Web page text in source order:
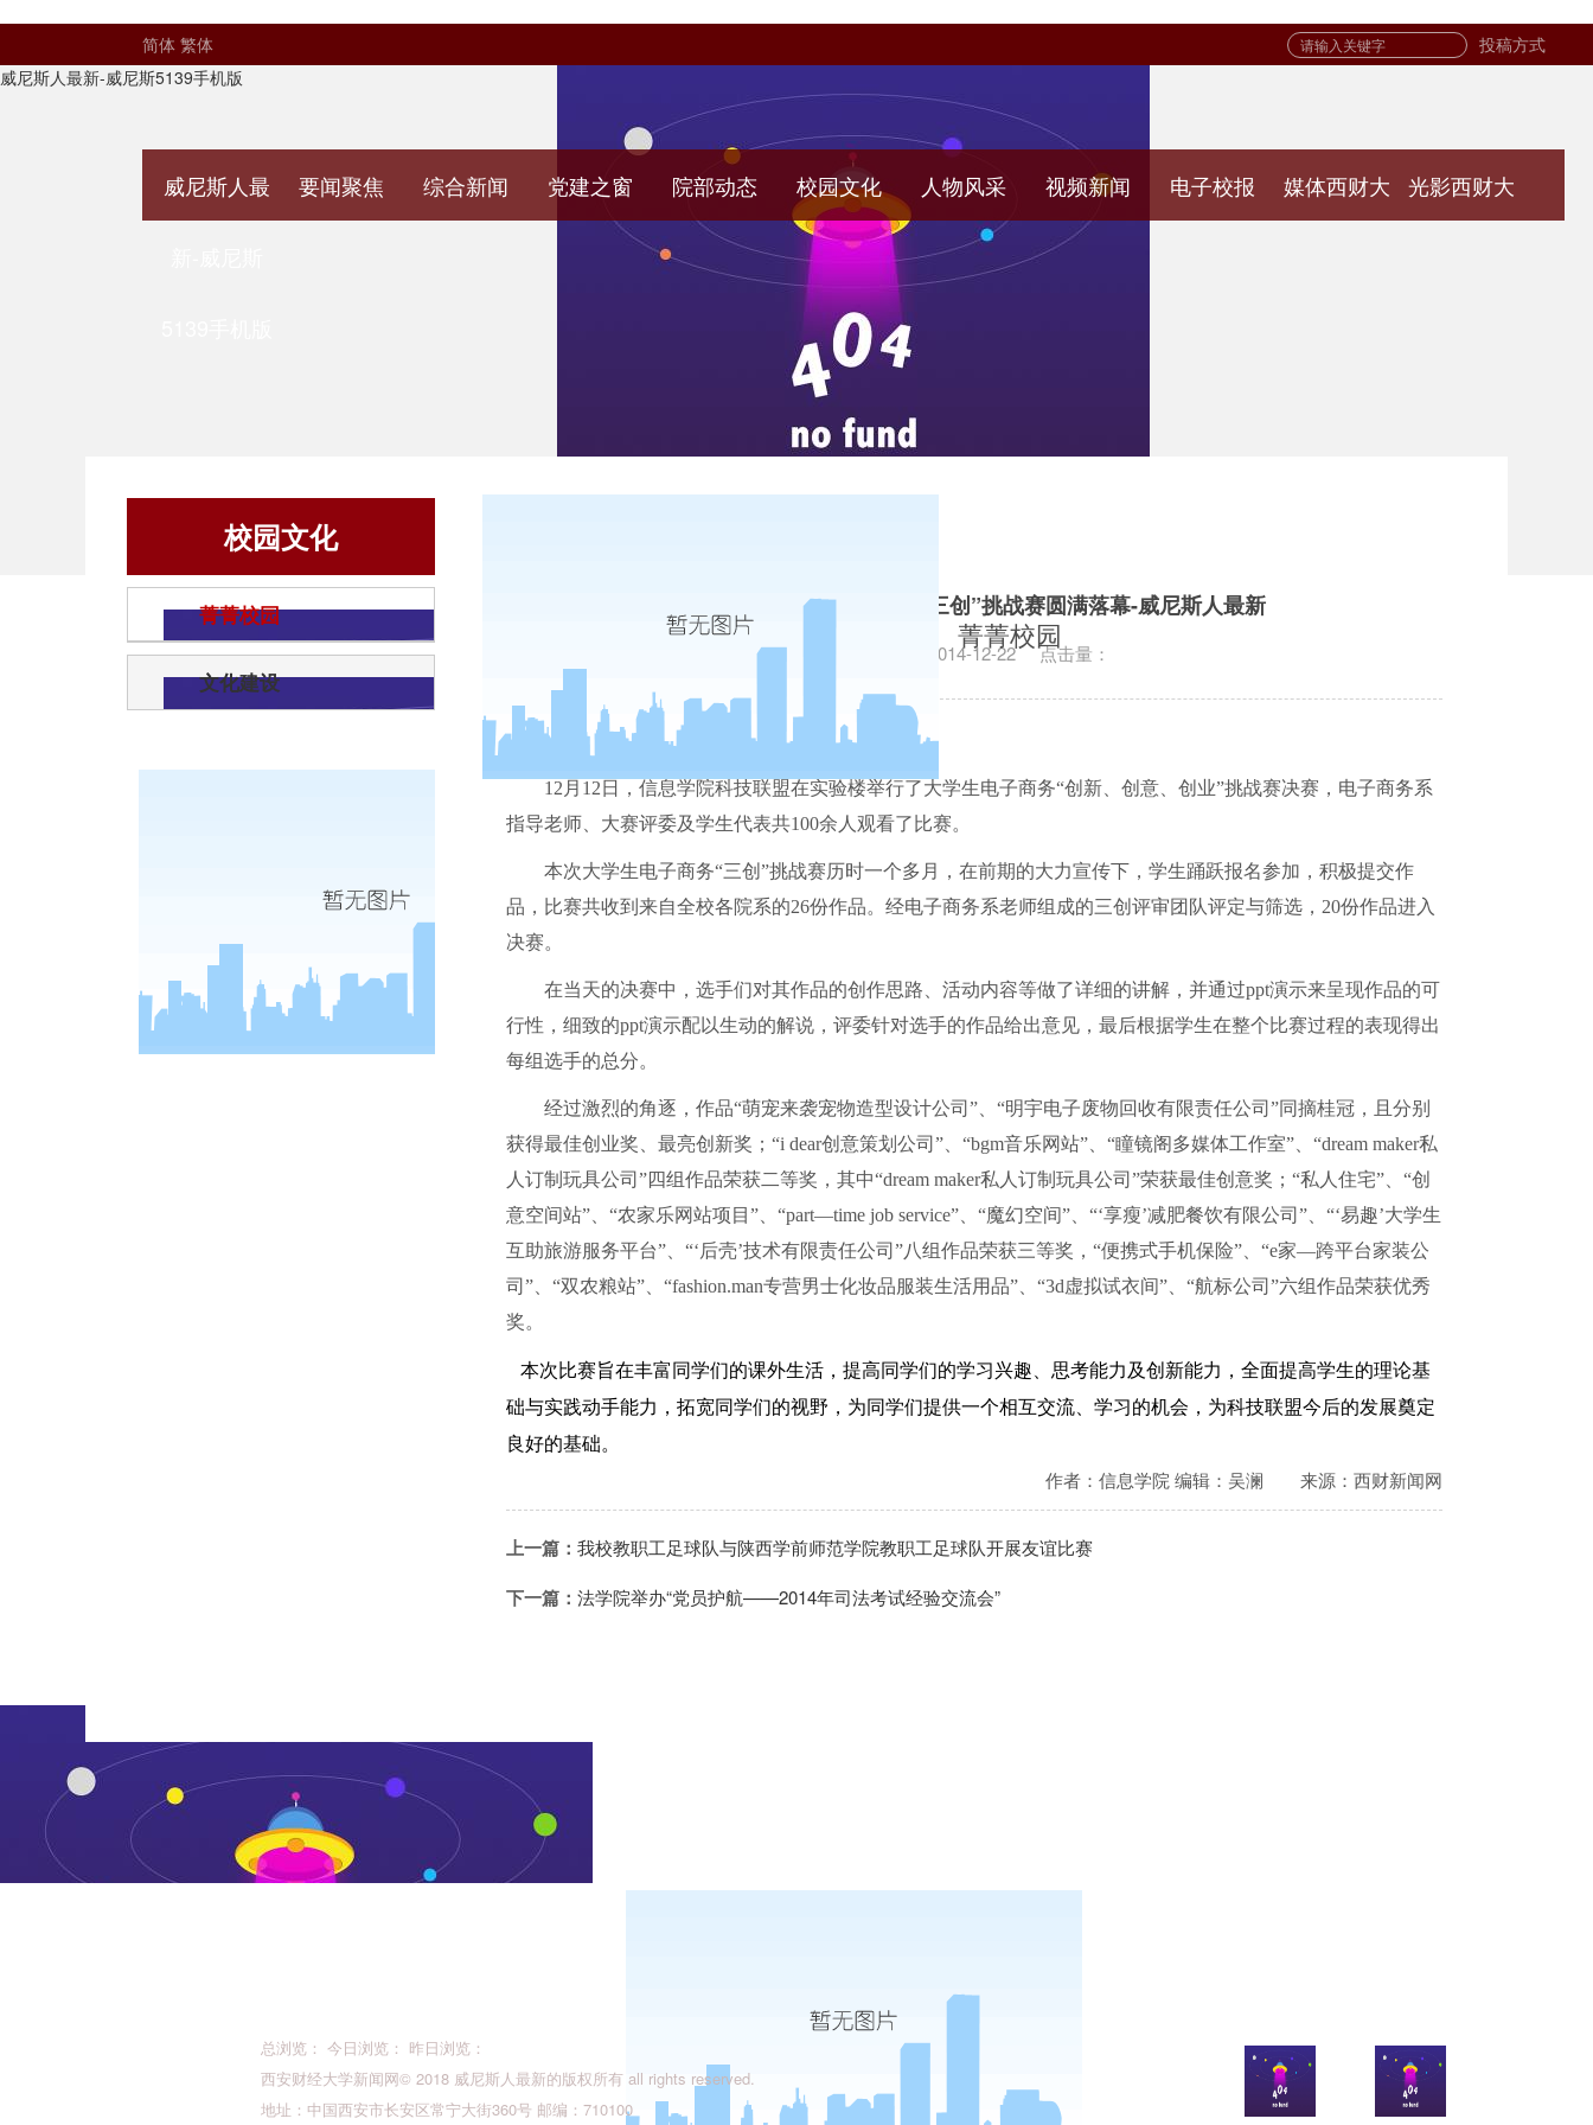
简体 繁体
投稿方式
威尼斯人最新-威尼斯5139手机版
威尼斯人最 要闻聚焦 综合新闻 党建之窗 院部动态 校园文化 人物风采 视频新闻 电子校报 媒体西财大 光影西财大
校园文化
菁菁校园
文化建设
菁菁校园
信息学院大学生电子商务“三创”挑战赛圆满落幕-威尼斯人最新
发布日期：2014-12-22 点击量：
12 月 12 日
，信息学院科技联盟在实验楼举行了大学生电子商务“创新、创意、创业”挑战赛决赛，电子商务系
指导老师、大赛评委及学生代表共100余人观看了比赛。
本次大学生电子商务“三创”挑战赛历时一个多月，在前期的大力宣传下，学生踊跃报名参加，积极提交作
品，比赛共收到来自全校各院系的26份作品。经电子商务系老师组成的三创评审团队评定与筛选， 20份作品进入
决赛。
在当天的决赛中，选手们对其作品的创作思路、活动内容等做了详细的讲解，并通过ppt演示来呈现作品的可
行性，细致的ppt演示配以生动的解说，评委针对选手的作品给出意见，最后根据学生在整个比赛过程的表现得出
每组选手的总分。
经过激烈的角逐，作品“萌宠来袭宠物造型设计公司”、“明宇电子废物回收有限责任公司”同摘桂冠，且分别
获得最佳创业奖、最亮创新奖；“i dear创意策划公司”、“bgm音乐网站”、“瞳镜阁多媒体工作室”、“dream maker私
人订制玩具公司”四组作品荣获二等奖，其中“dream maker私人订制玩具公司”荣获最佳创意奖；“私人住宅”、“创
意空间站”、“农家乐网站项目”、“part—time job service”、“魔幻空间”、“‘享瘦’减肥餐饮有限公司”、“‘易趣’大学生
互助旅游服务平台”、“‘后壳’技术有限责任公司”八组作品荣获三等奖，“便携式手机保险”、“e家—跨平台家装公
司”、“双农粮站”、“fashion.man专营男士化妆品服装生活用品”、“3d虚拟试衣间”、“航标公司”六组作品荣获优秀
奖。
本次比赛旨在丰富同学们的课外生活，提高同学们的学习兴趣、思考能力及创新能力，全面提高学生的理论基
础与实践动手能力，拓宽同学们的视野，为同学们提供一个相互交流、学习的机会，为科技联盟今后的发展奠定
良好的基础。
作者：信息学院 编辑：吴澜 来源：西财新闻网
上一篇： 我校教职工足球队与陕西学前师范学院教职工足球队开展友谊比赛
下一篇： 法学院举办“党员护航——2014年司法考试经验交流会”
总浏览： 今日浏览： 昨日浏览：
西安财经大学新闻网© 2018 威尼斯人最新的版权所有 all rights reserved.
地址：中国西安市长安区常宁大街360号 邮编：710100